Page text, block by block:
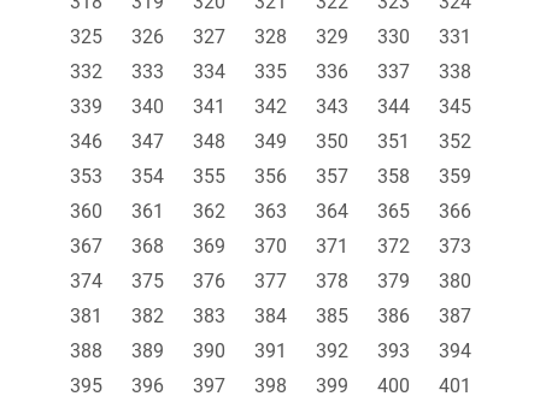
325
326 327 328 329 330
331
332
333 334 335 336 337
338
339
340 341 342 343 344
345
346
347 348 349 350 351
352
353
354 355 356 357 358
359
360
361 362 363 364 365
366
367
368 369 370 371 372
373
374
375 376 377 378 379
380
381
382 383 384 385 386
387
388
389 390 391 392 393
394
395
396 397 398 399 400
401